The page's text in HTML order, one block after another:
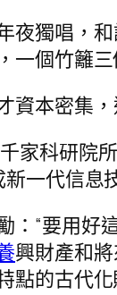
夜獨唱，
一個竹籬
資本密集
家科研院
一代信息
：“要用好
興財產和
點的古代化